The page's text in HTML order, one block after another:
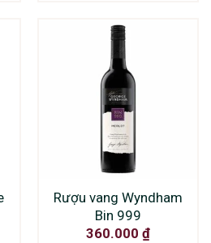
Rượu vang Wyndham
Bin 999
360.000 ₫